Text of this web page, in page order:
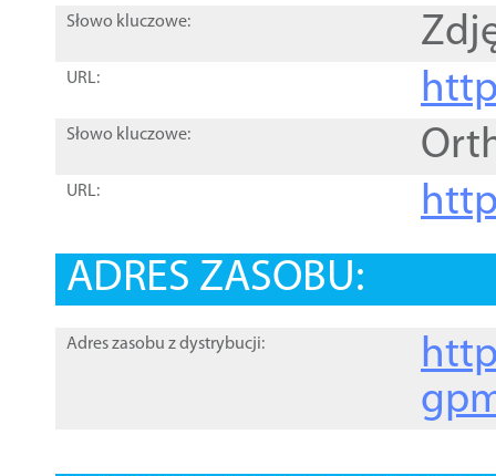
Słowo kluczowe:
URL:
Słowo kluczowe:
URL:
ADRES ZASOBU:
Adres zasobu z dystrybucji: